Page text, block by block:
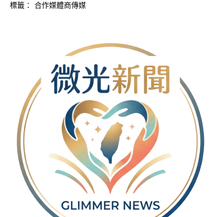
標籤： 合作媒體商傳媒